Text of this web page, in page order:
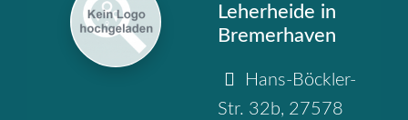
Leherheide in
Bremerhaven
Hans-Böckler-
Str. 32b, 27578